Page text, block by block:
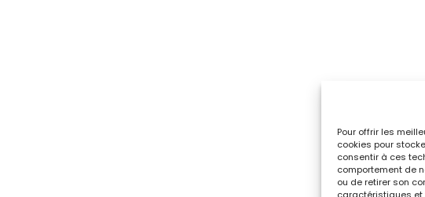
Pour offrir les
cookies pour
consentir à ces
comportement de
ou de retirer son
caractéristiques et